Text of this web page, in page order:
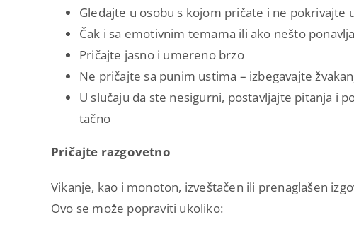
Gledajte u osobu s kojom pričate i ne pokrivajte
Čak i sa emotivnim temama ili ako nešto
Pričajte jasno i umereno brzo
Ne pričajte sa punim ustima – izbegavajte
U slučaju da ste nesigurni, postavljajte pitanja i
tačno
Pričajte razgovetno
Vikanje, kao i monoton, izveštačen ili prenaglašen
Ovo se može popraviti ukoliko: